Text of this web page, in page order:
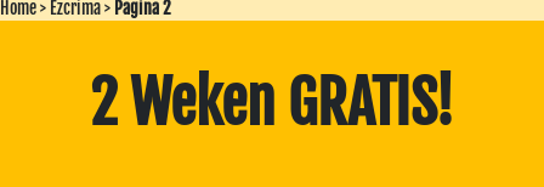
Home> Ezcrima> Pagina 2
2 Weken GRATIS!